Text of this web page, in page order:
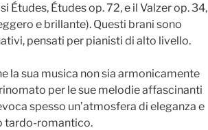
Études, Études op. 72, e il Valzer op. 34,
e brillante). Questi brani sono
pensati per pianisti di alto livello.
la sua musica non sia armonicamente
per le sue melodie affascinanti
spesso un’atmosfera di eleganza e
tardo-romantico.